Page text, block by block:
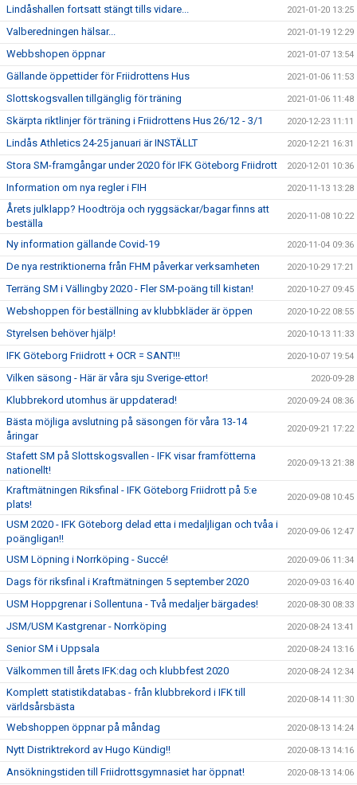
Lindåshallen fortsatt stängt tills vidare... 2021-01-20 13:25
Valberedningen hälsar... 2021-01-19 12:29
Webbshopen öppnar 2021-01-07 13:54
Gällande öppettider för Friidrottens Hus 2021-01-06 11:53
Slottskogsvallen tillgänglig för träning 2021-01-06 11:48
Skärpta riktlinjer för träning i Friidrottens Hus 26/12 - 3/1 2020-12-23 11:11
Lindås Athletics 24-25 januari är INSTÄLLT 2020-12-21 16:31
Stora SM-framgångar under 2020 för IFK Göteborg Friidrott 2020-12-01 10:36
Information om nya regler i FIH 2020-11-13 13:28
Årets julklapp? Hoodtröja och ryggsäckar/bagar finns att
beställa
2020-11-08 10:22
Ny information gällande Covid-19 2020-11-04 09:36
De nya restriktionerna från FHM påverkar verksamheten 2020-10-29 17:21
Terräng SM i Vällingby 2020 - Fler SM-poäng till kistan! 2020-10-27 09:45
Webshoppen för beställning av klubbkläder är öppen 2020-10-22 08:55
Styrelsen behöver hjälp! 2020-10-13 11:33
IFK Göteborg Friidrott + OCR = SANT!!! 2020-10-07 19:54
Vilken säsong - Här är våra sju Sverige-ettor! 2020-09-28
Klubbrekord utomhus är uppdaterad! 2020-09-24 08:36
Bästa möjliga avslutning på säsongen för våra 13-14
åringar
2020-09-21 17:22
Stafett SM på Slottskogsvallen - IFK visar framfötterna
nationellt!
2020-09-13 21:38
Kraftmätningen Riksfinal - IFK Göteborg Friidrott på 5:e
plats!
2020-09-08 10:45
USM 2020 - IFK Göteborg delad etta i medaljligan och tvåa i
poängligan!!
2020-09-06 12:47
USM Löpning i Norrköping - Succé! 2020-09-06 11:34
Dags för riksfinal i Kraftmätningen 5 september 2020 2020-09-03 16:40
USM Hoppgrenar i Sollentuna - Två medaljer bärgades! 2020-08-30 08:33
JSM/USM Kastgrenar - Norrköping 2020-08-24 13:41
Senior SM i Uppsala 2020-08-24 13:16
Välkommen till årets IFK:dag och klubbfest 2020 2020-08-24 12:34
Komplett statistikdatabas - från klubbrekord i IFK till
världsårsbästa
2020-08-14 11:30
Webshoppen öppnar på måndag 2020-08-13 14:24
Nytt Distriktrekord av Hugo Kündig!! 2020-08-13 14:16
Ansökningstiden till Friidrottsgymnasiet har öppnat! 2020-08-13 14:06